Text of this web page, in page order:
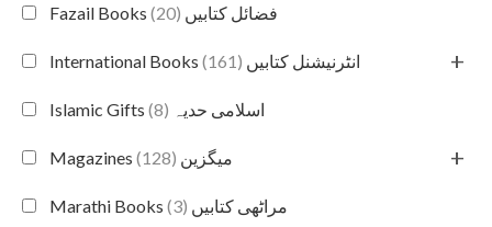
Fazail Books فضائل کتابیں (20)
International Books انٹرنیشنل کتابیں (161) +
Islamic Gifts اسلامی حدیہ (8)
Magazines میگزین (128) +
Marathi Books مراٹھی کتابیں (3)